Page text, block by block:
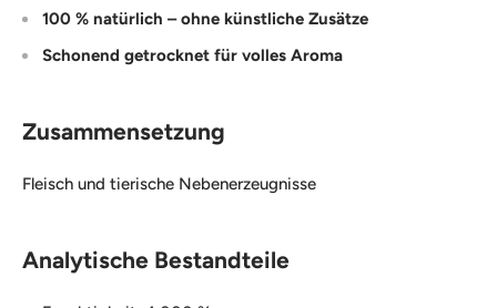
100 % natürlich – ohne künstliche Zusätze
Schonend getrocknet für volles Aroma
Zusammensetzung
Fleisch und tierische Nebenerzeugnisse
Analytische Bestandteile